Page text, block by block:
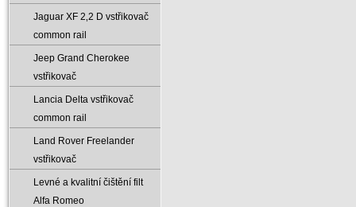
Jaguar XF 2‚2 D vstřikovač
common rail
Jeep Grand Cherokee
vstřikovač
Lancia Delta vstřikovač
common rail
Land Rover Freelander
vstřikovač
Levné a kvalitní čištění filt
Alfa Romeo